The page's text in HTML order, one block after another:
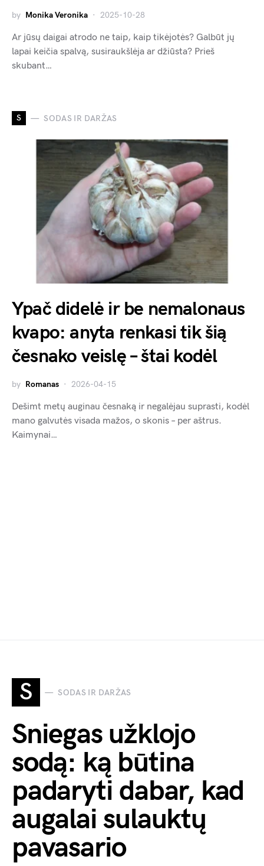
by Monika Veronika 2025-10-28
Ar jūsų daigai atrodo ne taip, kaip tikėjotės? Galbūt jų
lapai keičia spalvą, susiraukšlėja ar džiūsta? Prieš
skubant…
S SODAS IR DARŽAS
Ypač didelė ir be nemalonaus
kvapo: anyta renkasi tik šią
česnako veislę – štai kodėl
by Romanas 2026-04-15
Dešimt metų auginau česnaką ir negalėjau suprasti, kodėl
mano galvutės visada mažos, o skonis – per aštrus.
Kaimynai…
S SODAS IR DARŽAS
Sniegas užklojo
sodą: ką būtina
padaryti dabar, kad
augalai sulauktų
pavasario